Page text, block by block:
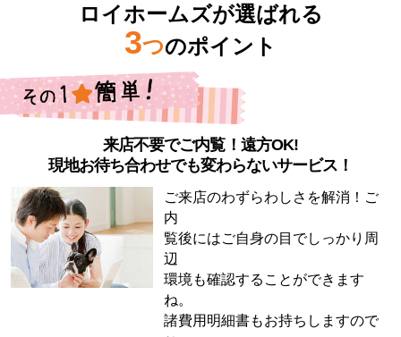
ロイホームズが選ばれる
3つのポイント
来店不要でご内覧！遠方OK!
現地お待ち合わせでも変わらないサービス！
ご来店のわずらわしさを解消！ご
内
覧後にはご自身の目でしっかり周
辺
環境も確認することができます
ね。
諸費用明細書もお持ちしますので